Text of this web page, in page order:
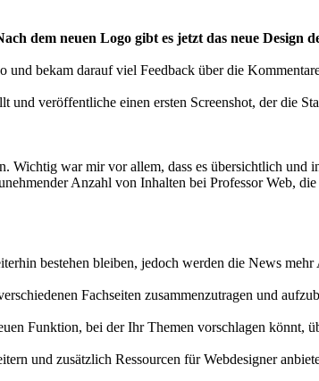
dem neuen Logo gibt es jetzt das neue Design
bekam darauf viel Feedback über die
veröffentliche einen ersten Screenshot, der die
Wichtig war mir vor allem, dass es übersichtlich
Anzahl von Inhalten bei Professor Web,
bestehen bleiben, jedoch werden die News mehr
Fachseiten zusammenzutragen und
Funktion, bei der Ihr Themen vorschlagen könnt,
und zusätzlich Ressourcen für Webdesigner